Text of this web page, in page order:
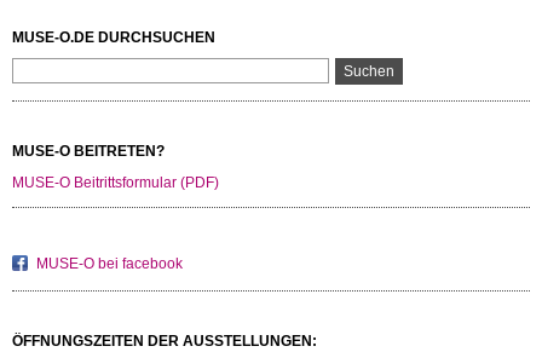
MUSE-O.DE DURCHSUCHEN
MUSE-O BEITRETEN?
MUSE-O Beitrittsformular (PDF)
MUSE-O bei facebook
ÖFFNUNGSZEITEN DER AUSSTELLUNGEN: